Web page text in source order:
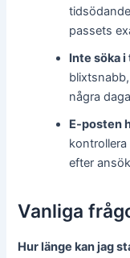
passets
Inte söka i
några
E-posten
efter
Vanliga
Hur länge kan jag